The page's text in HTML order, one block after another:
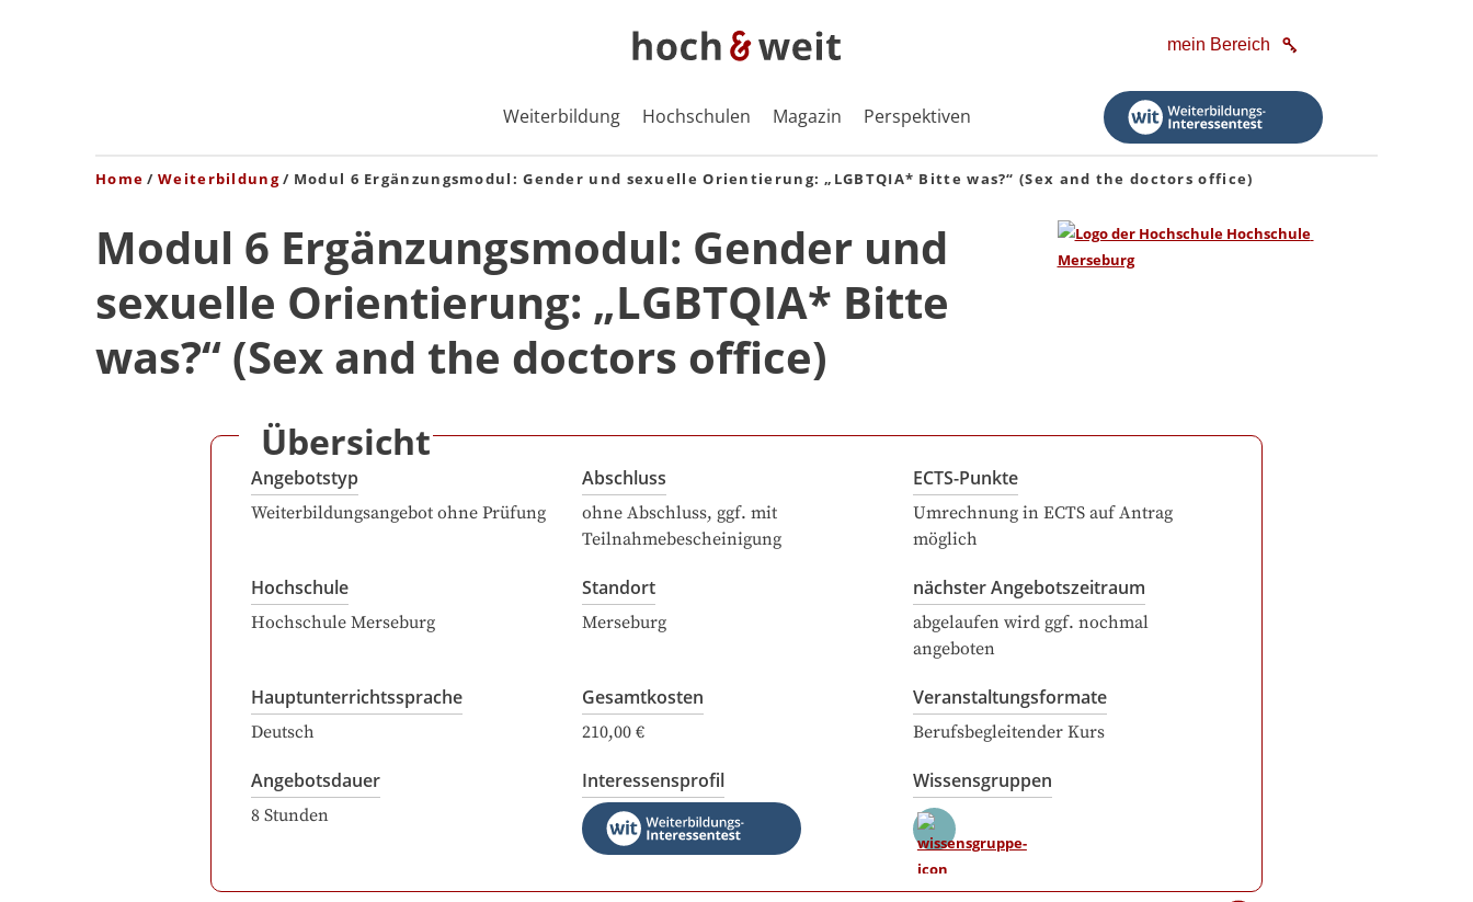
mein Bereich
Weiterbildung Hochschulen Magazin Perspektiven
Home Weiterbildung Modul 6 Ergänzungsmodul: Gender und sexuelle Orientierung: „LGBTQIA* Bitte was?“ (Sex and the doctors office)
Modul 6 Ergänzungsmodul: Gender und
sexuelle Orientierung: „LGBTQIA* Bitte
was?“ (Sex and the doctors office)
Übersicht
Angebotstyp
Weiterbildungsangebot ohne Prüfung
Abschluss
ohne Abschluss, ggf. mit
Teilnahmebescheinigung
ECTS-Punkte
Umrechnung in ECTS auf Antrag
möglich
Hochschule
Hochschule Merseburg
Standort
Merseburg
nächster Angebotszeitraum
abgelaufen wird ggf. nochmal
angeboten
Hauptunterrichtssprache
Deutsch
Gesamtkosten
210,00 €
Veranstaltungsformate
Berufsbegleitender Kurs
Angebotsdauer
8 Stunden
Interessensprofil Wissensgruppen